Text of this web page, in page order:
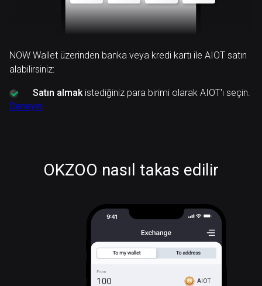
NOW Wallet üzerinden banka veya kredi kartı ile AIOT satın
alabilirsiniz:
Satın almakistediğiniz para birimi olarak AIOT'ı seçin.
Deneyin
OKZOO nasıl takas edilir
AIOT